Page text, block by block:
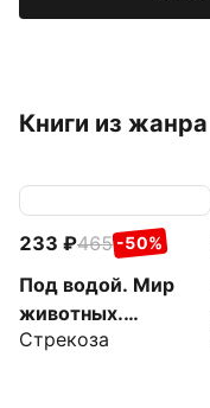
Книги из жанра
233 465 -50%
Под водой. Мир
животных.
Наклейки
Стрекоза